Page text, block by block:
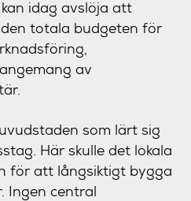
idag avslöja att
totala budgeten för
av
som lärt sig
Här skulle det lokala
för att långsiktigt bygga
Ingen central